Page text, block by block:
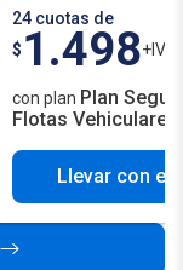
24 cuotas de
$ 1.498+IVA
con plan Plan
Flotas Vehiculares
Llevar con el